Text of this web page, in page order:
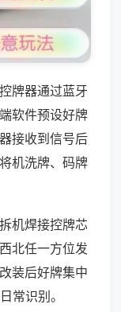
牌器通过蓝牙
软件预设好牌
接收到信号后
机洗牌、码牌
机焊接控牌芯
北任一方位发
装后好牌集中
常识别。